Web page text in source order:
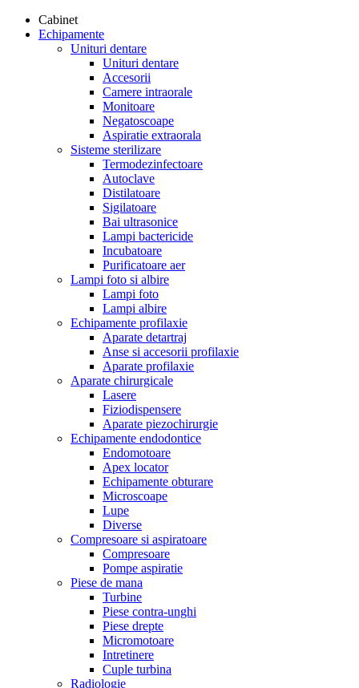
Cabinet
Echipamente
Unituri dentare
Unituri dentare
Accesorii
Camere intraorale
Monitoare
Negatoscoape
Aspiratie extraorala
Sisteme sterilizare
Termodezinfectoare
Autoclave
Distilatoare
Sigilatoare
Bai ultrasonice
Lampi bactericide
Incubatoare
Purificatoare aer
Lampi foto si albire
Lampi foto
Lampi albire
Echipamente profilaxie
Aparate detartraj
Anse si accesorii profilaxie
Aparate profilaxie
Aparate chirurgicale
Lasere
Fiziodispensere
Aparate piezochirurgie
Echipamente endodontice
Endomotoare
Apex locator
Echipamente obturare
Microscoape
Lupe
Diverse
Compresoare si aspiratoare
Compresoare
Pompe aspiratie
Piese de mana
Turbine
Piese contra-unghi
Piese drepte
Micromotoare
Intretinere
Cuple turbina
Radiologie